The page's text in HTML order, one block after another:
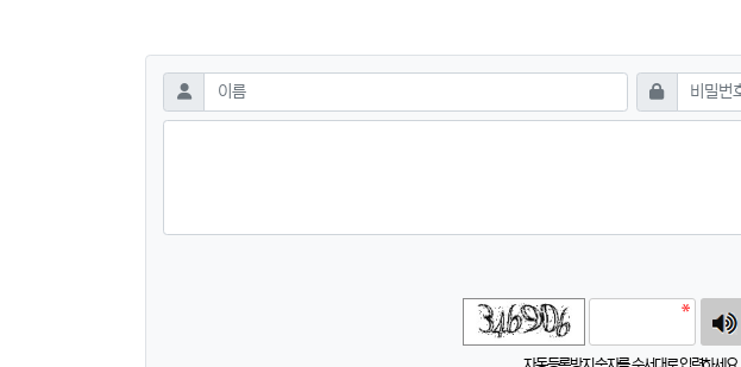
댓글쓰기
이름 필수 비밀번호필수